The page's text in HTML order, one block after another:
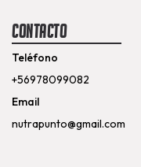
Contacto
Teléfono
+56978099082
Email
nutrapunto@gmail.com